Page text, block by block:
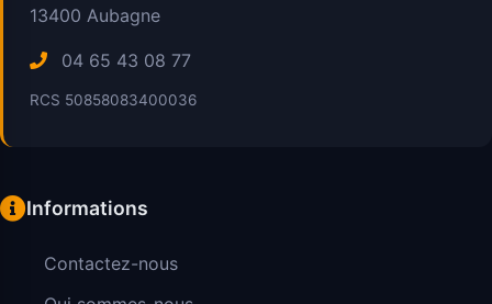
13400 Aubagne
04 65 43 08 77
RCS 50858083400036
Informations
Contactez-nous